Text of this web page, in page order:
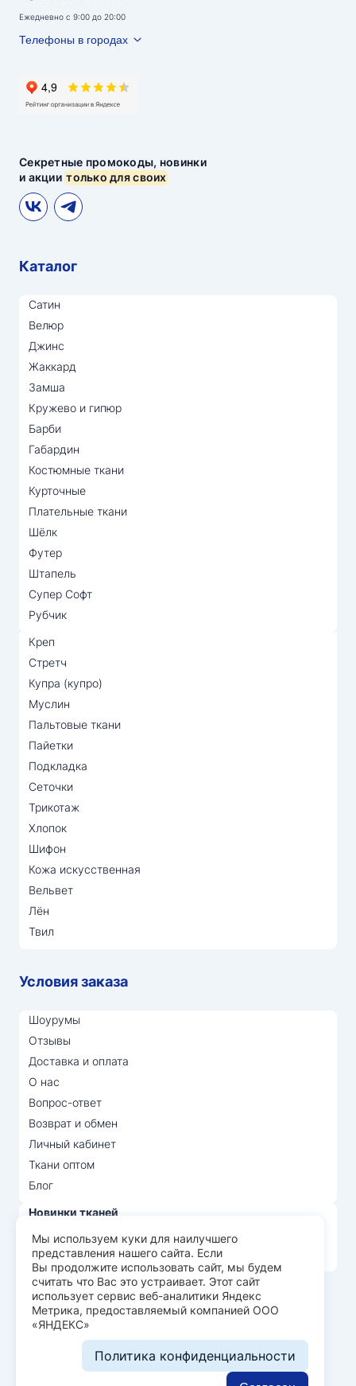
Секретные промокоды, новинки
и акциитолько для своих
Ежедневно с 9:00 до 20:00
Телефоны в городах
Каталог
Сатин
Велюр
Джинс
Жаккард
Замша
Кружево и гипюр
Барби
Габардин
Костюмные ткани
Курточные
Плательные ткани
Шёлк
Футер
Штапель
Супер Софт
Рубчик
Креп
Стретч
Купра (купро)
Муслин
Пальтовые ткани
Пайетки
Подкладка
Сеточки
Трикотаж
Хлопок
Шифон
Кожа искусственная
Вельвет
Лён
Твил
Условия заказа
Шоурумы
Отзывы
Доставка и оплата
О нас
Вопрос-ответ
Возврат и обмен
Личный кабинет
Ткани оптом
Блог
Новинки тканей
Распродажа тканей
Лидеры продаж
© Арт Текс — продажа тканей оптом, 2026
Пользовательское соглашение
Политика конфиденциальности
Разработка сайта —
Мы используем куки для наилучшего
представления нашего сайта. Если
Вы продолжите использовать сайт, мы будем
считать что Вас это устраивает. Этот сайт
использует сервис веб-аналитики Яндекс
Метрика, предоставляемый компанией ООО
«ЯНДЕКС»
Политика конфиденциальности